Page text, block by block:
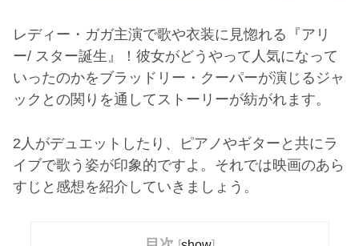
レディー・ガガ主演で歌や衣装に見惚れる『アリ
ー/ スター誕生』！彼女がどうやって人気になって
いったのかをブラッドリー・クーパーが演じるジャ
ックとの関りを通してストーリーが紡がれます。
2人がデュエットしたり、ピアノやギターと共にラ
イブで歌う姿が印象的ですよ。それでは映画のあら
すじと感想を紹介していきましょう。